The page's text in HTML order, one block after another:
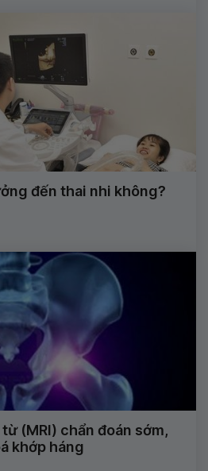
đến thai nhi không?
(MRI) chẩn đoán sớm,
khớp háng